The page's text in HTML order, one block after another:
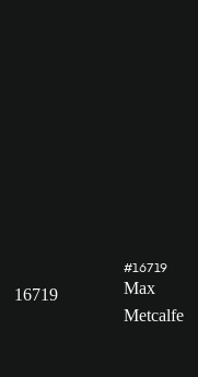
16719
#16719
Max
Metcalfe